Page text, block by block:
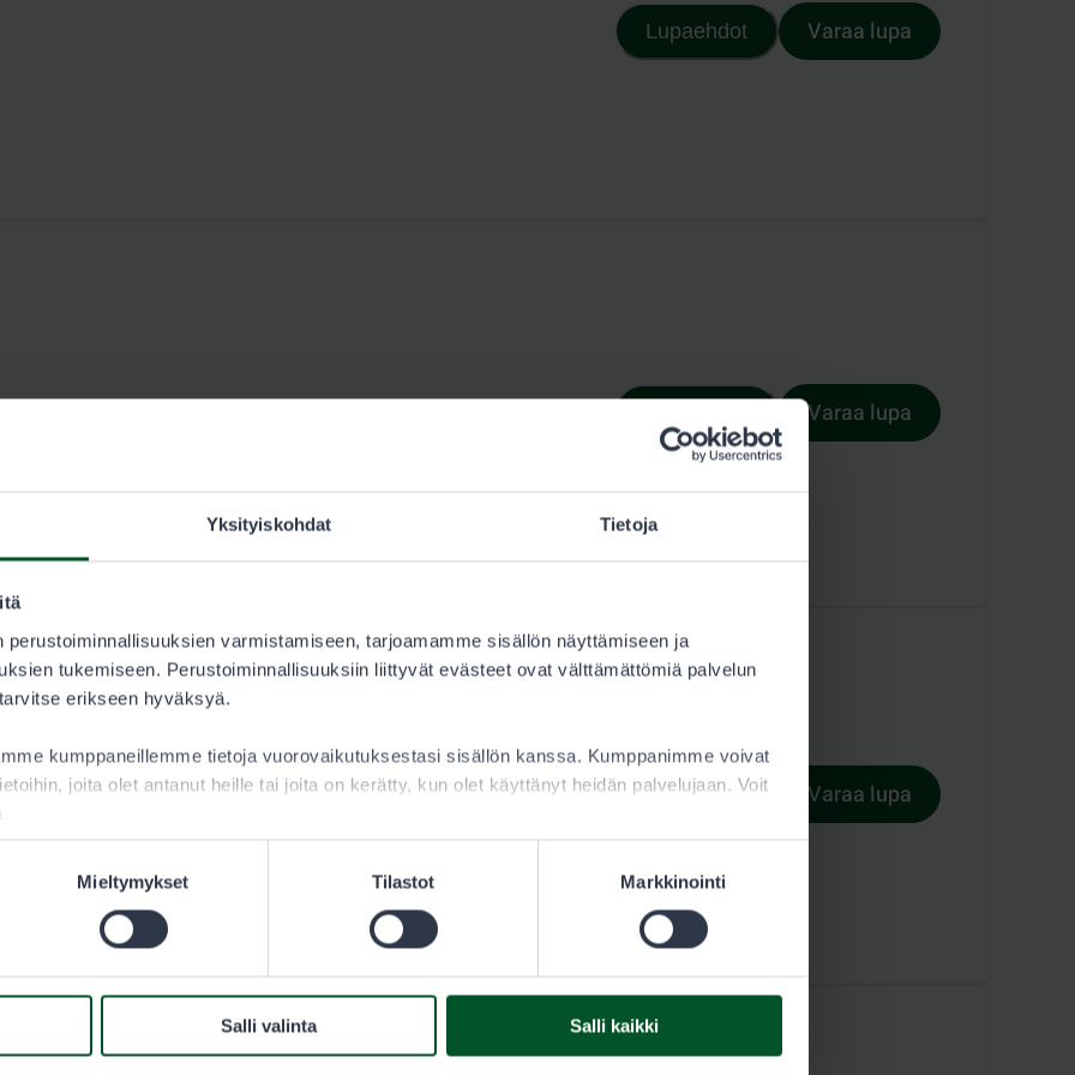
Yksityiskohdat Tietoja
perustoiminnallisuuksien varmistamiseen, tarjoamamme sisällön näyttämiseen ja
tukemiseen. Perustoiminnallisuuksiin liittyvät evästeet ovat välttämättömiä palvelun
erikseen hyväksyä.
kumppaneillemme tietoja vuorovaikutuksestasi sisällön kanssa. Kumppanimme voivat
joita olet antanut heille tai joita on kerätty, kun olet käyttänyt heidän palvelujaan. Voit
Mieltymykset Tilastot Markkinointi
Salli valinta Salli kaikki
Lupaehdot Varaa lupa
Varaa lupa
ja jänis
Lupaehdot Varaa lupa